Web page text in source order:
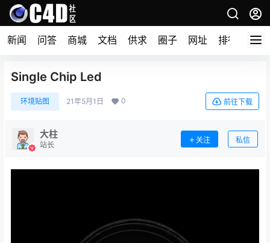
新闻 问答 商城 文档 供求 圈子 网址 排行榜
Single Chip Led
环境贴图 21年5月1日 0 前往下载
大柱
站长
关注 私信